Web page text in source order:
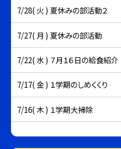
7/28( 火 ) 夏休みの部活動２
7/27( 月 ) 夏休みの部活動
7/22( 水 ) ７月１６日の給食紹介
7/17( 金 ) １学期のしめくくり
7/16( 木 ) １学期大掃除